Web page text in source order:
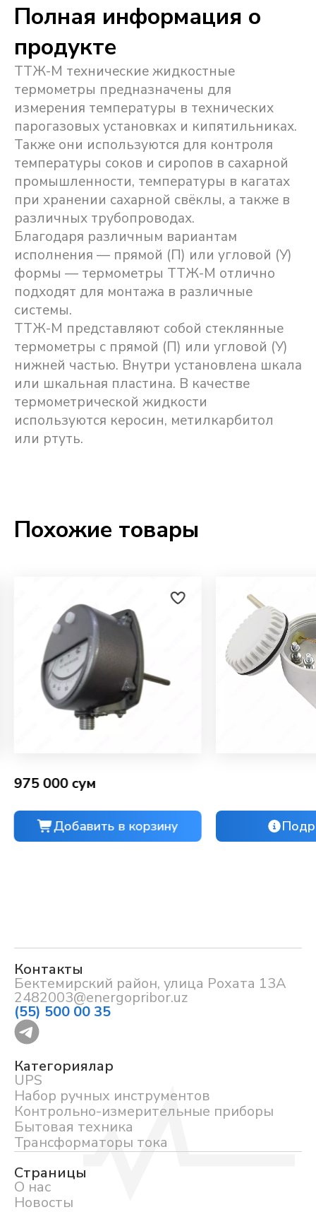
Полная информация о
продукте
ТТЖ-М технические жидкостные
термометры предназначены для
измерения температуры в технических
парогазовых установках и кипятильниках.
Также они используются для контроля
температуры соков и сиропов в сахарной
промышленности, температуры в кагатах
при хранении сахарной свёклы, а также в
различных трубопроводах.
Благодаря различным вариантам
исполнения — прямой (П) или угловой (У)
формы — термометры ТТЖ-М отлично
подходят для монтажа в различные
системы.
ТТЖ-М представляют собой стеклянные
термометры с прямой (П) или угловой (У)
нижней частью. Внутри установлена шкала
или шкальная пластина. В качестве
термометрической жидкости
используются керосин, метилкарбитол
или ртуть.
Похожие товары
975 000 сум
Добавить в корзину
Контакты
Бектемирский район, улица Рохата 13А
2482003@energopribor.uz
(55) 500 00 35
Категориялар
UPS
Набор ручных инструментов
Контрольно-измерительные приборы
Бытовая техника
Трансформаторы тока
Страницы
О нас
Новосты